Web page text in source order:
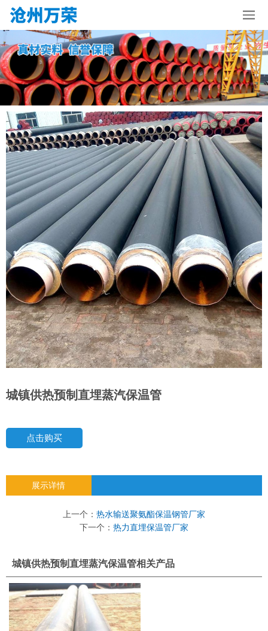
城镇供热预制直埋蒸汽保温管
点击购买
展示详情
上一个： 热水输送聚氨酯保温钢管厂家
下一个： 热力直埋保温管厂家
城镇供热预制直埋蒸汽保温管相关产品